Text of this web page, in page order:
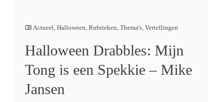
Actueel, Halloween, Rubrieken, Thema's, Vertellingen
Halloween Drabbles: Mijn
Tong is een Spekkie – Mike
Jansen